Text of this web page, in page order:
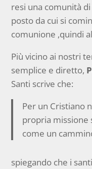
resi una comunità
posto da cui si
comunione ,quindi
Più vicino ai nostri
semplice e diretto,
Santi scrive che:
Per un Cristiano
propria missione
come un
spiegando che i